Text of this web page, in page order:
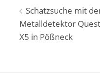
Schatzsuche mit
Metalldetektor Quest
X5 in Pößneck